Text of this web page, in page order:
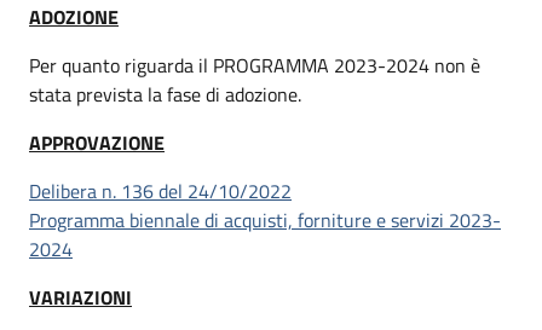
ADOZIONE
Per quanto riguarda il PROGRAMMA 2023-2024 non è
stata prevista la fase di adozione.
APPROVAZIONE
Delibera n. 136 del 24/10/2022
Programma biennale di acquisti, forniture e servizi 2023-
2024
VARIAZIONI